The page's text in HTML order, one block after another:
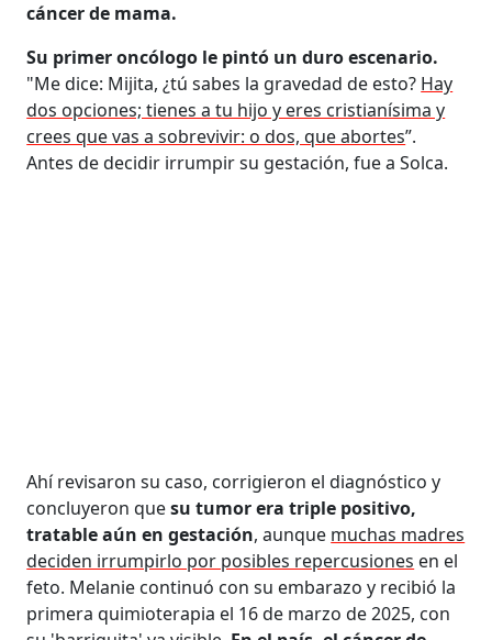
cáncer de mama.
Su primer oncólogo le pintó un duro escenario.
"Me dice: Mijita, ¿tú sabes la gravedad de esto? Hay
dos opciones; tienes a tu hijo y eres cristianísima y
crees que vas a sobrevivir: o dos, que abortes”.
Antes de decidir irrumpir su gestación, fue a Solca.
Ahí revisaron su caso, corrigieron el diagnóstico y
concluyeron quesu tumor era triple positivo,
tratable aún en gestación, aunque muchas madres
deciden irrumpirlo por posibles repercusiones en el
feto. Melanie continuó con su embarazo y recibió la
primera quimioterapia el 16 de marzo de 2025, con